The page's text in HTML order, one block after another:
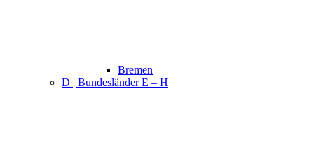
Bremen
D | Bundesländer E – H